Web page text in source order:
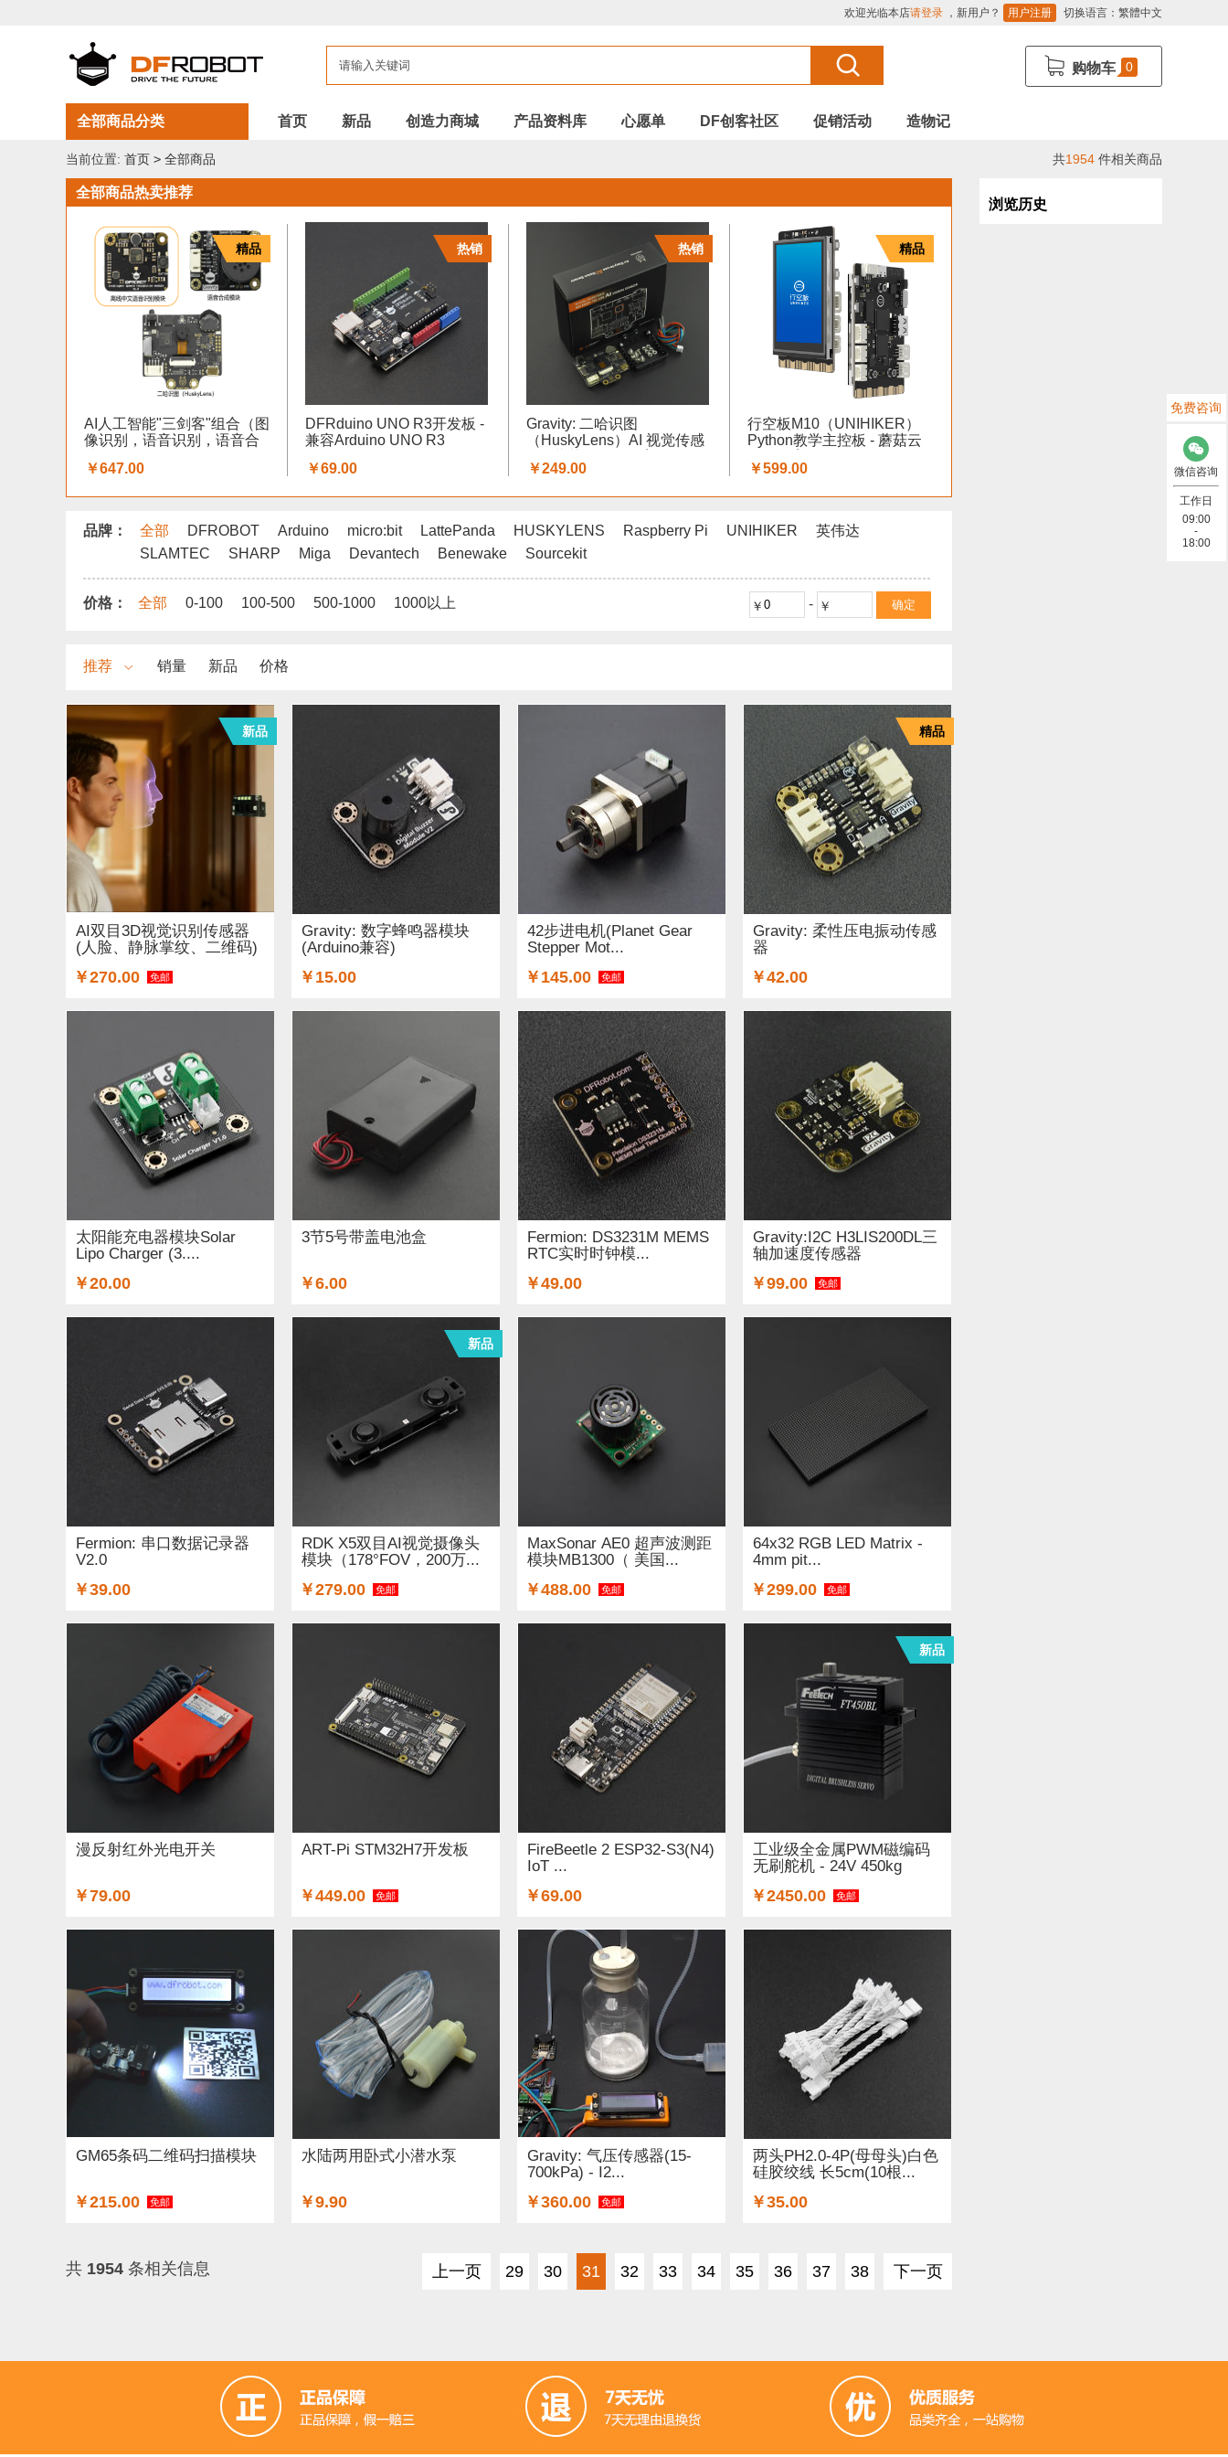
欢迎光临本店请登录 ，新用户？ 用户注册 切换语言： 繁體中文
购物车 0
全部商品分类 首页 新品 创造力商城 产品资料库 心愿单 DF创客社区 促销活动 造物记
当前位置: 首页 > 全部商品 共1954 件相关商品
全部商品热卖推荐
精品
AI人工智能"三剑客"组合（图
像识别，语音识别，语音合
￥647.00
热销
DFRduino UNO R3开发板 -
兼容Arduino UNO R3
￥69.00
热销
Gravity: 二哈识图
（HuskyLens）AI 视觉传感
￥249.00
精品
行空板M10（UNIHIKER）
Python教学主控板 - 蘑菇云
￥599.00
品牌： 全部 DFROBOT Arduino micro:bit LattePanda HUSKYLENS Raspberry Pi UNIHIKER
英伟达
SLAMTEC
SHARP Miga Devantech Benewake Sourcekit
价格： 全部 0-100 100-500 500-1000 1000以上 -
推荐 销量 新品 价格
AI双目3D视觉识别传感器
(人脸、静脉掌纹、二维码)
￥270.00 免邮
新品
Gravity: 数字蜂鸣器模块
(Arduino兼容)
￥15.00
42步进电机(Planet Gear
Stepper Mot...
￥145.00 免邮
Gravity: 柔性压电振动传感
器
￥42.00
精品
太阳能充电器模块Solar
Lipo Charger (3....
￥20.00
3节5号带盖电池盒
￥6.00
Fermion: DS3231M MEMS
RTC实时时钟模...
￥49.00
Gravity:I2C H3LIS200DL三
轴加速度传感器
￥99.00 免邮
Fermion: 串口数据记录器
V2.0
￥39.00
RDK X5双目AI视觉摄像头
模块（178°FOV，200万...
￥279.00 免邮
新品
MaxSonar AE0 超声波测距
模块MB1300（ 美国...
￥488.00 免邮
64x32 RGB LED Matrix -
4mm pit...
￥299.00 免邮
漫反射红外光电开关
￥79.00
ART-Pi STM32H7开发板
￥449.00 免邮
FireBeetle 2 ESP32-S3(N4)
IoT ...
￥69.00
工业级全金属PWM磁编码
无刷舵机 - 24V 450kg
￥2450.00 免邮
新品
GM65条码二维码扫描模块
￥215.00 免邮
水陆两用卧式小潜水泵
￥9.90
Gravity: 气压传感器(15-
700kPa) - I2...
￥360.00 免邮
两头PH2.0-4P(母母头)白色
硅胶绞线 长5cm(10根...
￥35.00
共 1954 条相关信息 上一页 29 30 31 32 33 34 35 36 37 38 下一页
浏览历史
免费咨询
微信咨询
工作日
09:00
-
18:00